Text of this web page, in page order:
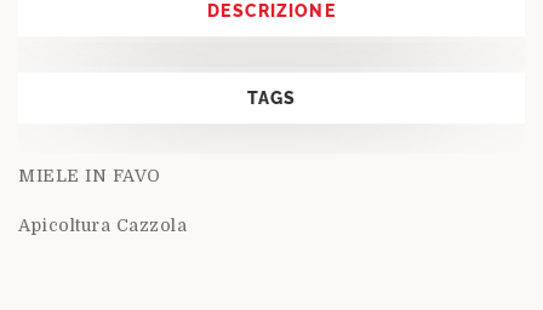
DESCRIZIONE
TAGS
MIELE IN FAVO
Apicoltura Cazzola